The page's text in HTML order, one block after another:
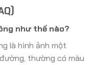
như thế nào?
là hình ảnh một
thường có màu